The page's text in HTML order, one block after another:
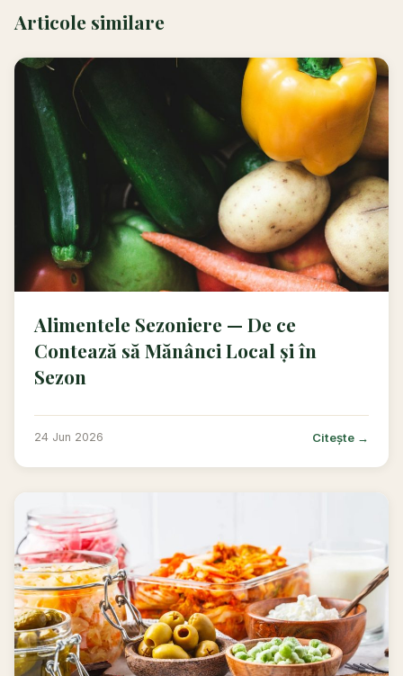
Articole similare
Alimentele Sezoniere — De ce
Contează să Mănânci Local și în
Sezon
24 Jun 2026 Citește →